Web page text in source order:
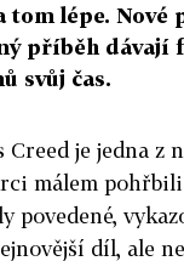
tom lépe.
příběh dávají
svůj čas.
Creed je jedna
málem
povedené,
díl, ale